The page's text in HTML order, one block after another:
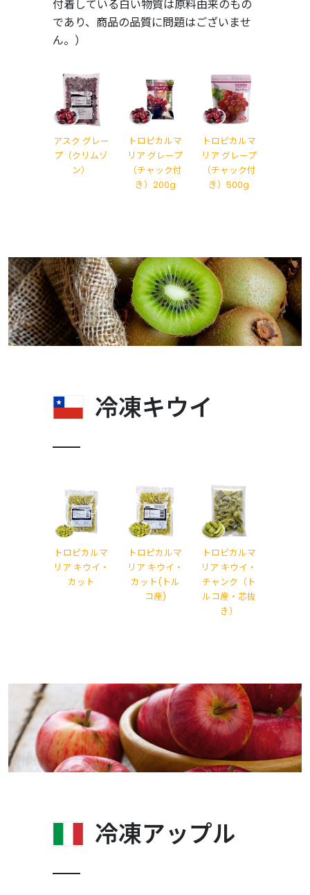
付着している白い物質は原料由来のもの
であり、商品の品質に問題はございませ
ん。）
アスク グレー
プ（クリムゾ
ン）
トロピカルマ
リア グレープ
（チャック付
き）200g
トロピカルマ
リア グレープ
（チャック付
き）500g
冷凍キウイ
トロピカルマ
リア キウイ・
カット
トロピカルマ
リア キウイ・
カット(トル
コ産)
トロピカルマ
リア キウイ・
チャンク（ト
ルコ産・芯抜
き）
冷凍アップル